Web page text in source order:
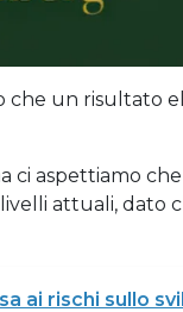
che un risultato
ci aspettiamo
attuali, dato
ai rischi sullo